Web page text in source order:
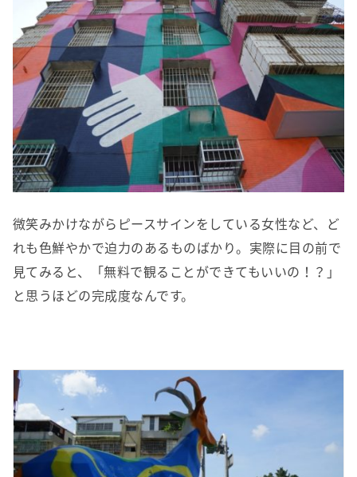
微笑みかけながらピースサインをしている女性など、ど
れも色鮮やかで迫力のあるものばかり。実際に目の前で
見てみると、「無料で観ることができてもいいの！？」
と思うほどの完成度なんです。